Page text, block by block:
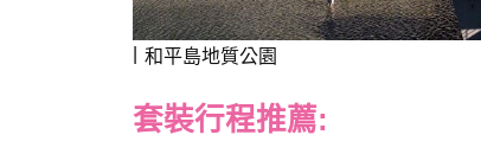
和平島地質公園
套裝行程推薦: